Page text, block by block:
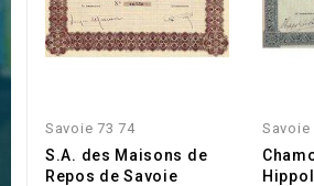
Savoie 73 74
S.A. des Maisons de
Repos de Savoie
Savoie